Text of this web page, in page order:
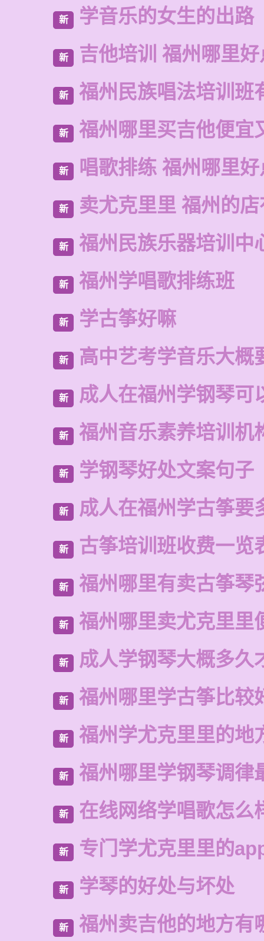
新 学音乐的女生的出路
新 吉他培训 福州哪里好
新 福州民族唱法培训班
新 福州哪里买吉他便宜
新 唱歌排练 福州哪里
新 卖尤克里里 福州的
新 福州民族乐器培训中
新 福州学唱歌排练班
新 学古筝好嘛
新 高中艺考学音乐大概
新 成人在福州学钢琴可
新 福州音乐素养培训机
新 学钢琴好处文案句子
新 成人在福州学古筝要
新 古筝培训班收费一览
新 福州哪里有卖古筝琴
新 福州哪里卖尤克里里
新 成人学钢琴大概多久
新 福州哪里学古筝比较
新 福州学尤克里里的地
新 福州哪里学钢琴调律
新 在线网络学唱歌怎么
新 专门学尤克里里的
新 学琴的好处与坏处
新 福州卖吉他的地方有